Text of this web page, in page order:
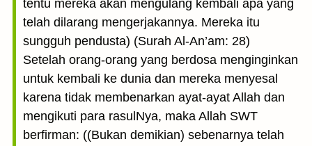
tentu mereka akan mengulang kembali apa yang
telah dilarang mengerjakannya. Mereka itu
sungguh pendusta) (Surah Al-An’am: 28)
Setelah orang-orang yang berdosa menginginkan
untuk kembali ke dunia dan mereka menyesal
karena tidak membenarkan ayat-ayat Allah dan
mengikuti para rasulNya, maka Allah SWT
berfirman: ((Bukan demikian) sebenarnya telah